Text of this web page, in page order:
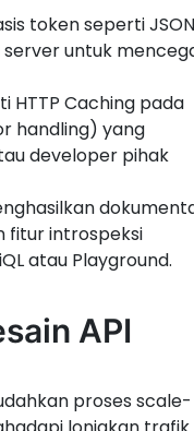
token seperti JSON
server untuk
HTTP Caching pada
handling) yang
developer pihak
fitur introspeksi
atau Playground.
API
proses scale-